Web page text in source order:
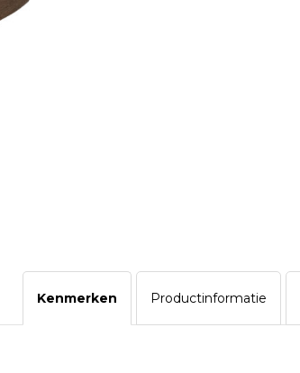
Kenmerken Productinformatie